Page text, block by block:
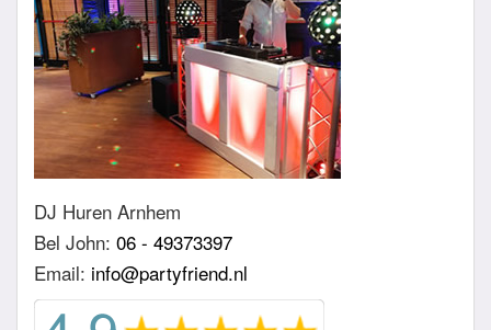
DJ Huren Arnhem
Bel John: 06 - 49373397
Email: info@partyfriend.nl